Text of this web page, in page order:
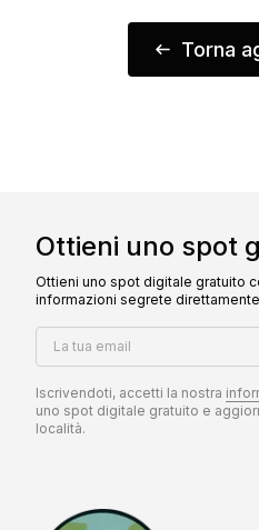
Torna
Ottieni uno spot
Ottieni uno spot digitale gratuito
informazioni segrete
La tua email
Iscrivendoti, accetti la nostra
uno spot digitale gratuito e
località.